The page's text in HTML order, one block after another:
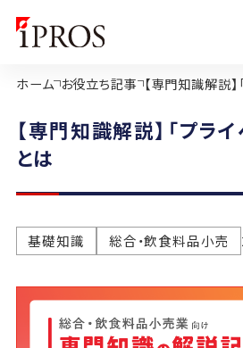
ホーム お役立ち記事 【専門知識解説】
【専門知識解説】「プラ
とは
基礎知識 総合・飲食料品小売